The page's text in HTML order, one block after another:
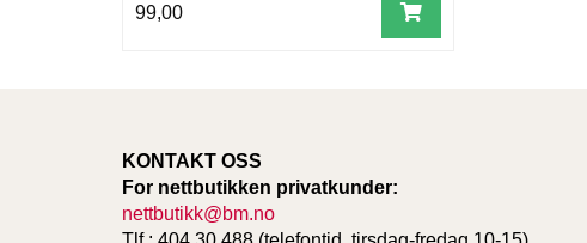
99,00
KONTAKT OSS
For nettbutikken privatkunder:
nettbutikk@bm.no